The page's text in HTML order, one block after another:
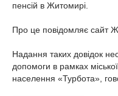
пенсій в Житомирі.
Про це повідомляє сайт
Надання таких довідок
допомоги в рамках
населення «Турбота»,